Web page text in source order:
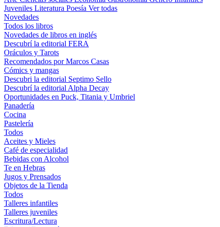
Juveniles Literatura Poesía Ver todas
Novedades
Todos los libros
Novedades de libros en inglés
Descubrí la editorial FERA
Oráculos y Tarots
Recomendados por Marcos Casas
Cómics y mangas
Descubri la editorial Septimo Sello
Descubrí la editorial Alpha Decay
Oportunidades en Puck, Titania y Umbriel
Panadería
Cocina
Pastelería
Todos
Aceites y Mieles
Café de especialidad
Bebidas con Alcohol
Te en Hebras
Jugos y Prensados
Objetos de la Tienda
Todos
Talleres infantiles
Talleres juveniles
Escritura/Lectura